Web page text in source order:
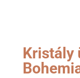
Kristály